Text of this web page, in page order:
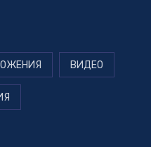
ВИДЕО